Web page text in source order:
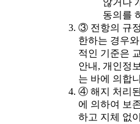
않거나
동의를
③ 전항의 규
한하는 경우
적인 기준은
안내, 개인정
는 바에 의합
④ 해지 처리
에 의하여 보
하고 지체 없